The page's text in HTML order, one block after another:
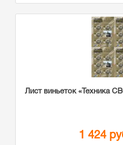
Лист виньеток «Техника
1 424